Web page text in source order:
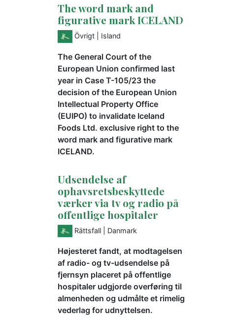
The word mark and
figurative mark ICELAND
Övrigt | Island
The General Court of the
European Union confirmed last
year in Case T-105/23 the
decision of the European Union
Intellectual Property Office
(EUIPO) to invalidate Iceland
Foods Ltd. exclusive right to the
word mark and figurative mark
ICELAND.
Udsendelse af
ophavsretsbeskyttede
værker via tv og radio på
offentlige hospitaler
Rättsfall | Danmark
Højesteret fandt, at modtagelsen
af radio- og tv-udsendelse på
fjernsyn placeret på offentlige
hospitaler udgjorde overføring til
almenheden og udmålte et rimelig
vederlag for udnyttelsen.